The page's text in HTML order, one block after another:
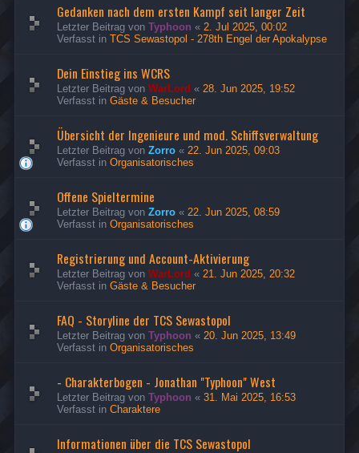
Gedanken nach dem ersten Kampf seit langer Zeit
Letzter Beitrag von Typhoon « 2. Jul 2025, 00:02
Verfasst in TCS Sewastopol - 278th Engel der Apokalypse
Dein Einstieg ins WCRS
Letzter Beitrag von WarLord « 28. Jun 2025, 19:52
Verfasst in Gäste & Besucher
Übersicht der Ingenieure und mod. Schiffsverwaltung
Letzter Beitrag von Zorro « 22. Jun 2025, 09:03
Verfasst in Organisatorisches
Offene Spieltermine
Letzter Beitrag von Zorro « 22. Jun 2025, 08:59
Verfasst in Organisatorisches
Registrierung und Account-Aktivierung
Letzter Beitrag von WarLord « 21. Jun 2025, 20:32
Verfasst in Gäste & Besucher
FAQ - Storyline der TCS Sewastopol
Letzter Beitrag von Typhoon « 20. Jun 2025, 13:49
Verfasst in Organisatorisches
- Charakterbogen - Jonathan "Typhoon" West
Letzter Beitrag von Typhoon « 31. Mai 2025, 16:53
Verfasst in Charaktere
Informationen über die TCS Sewastopol